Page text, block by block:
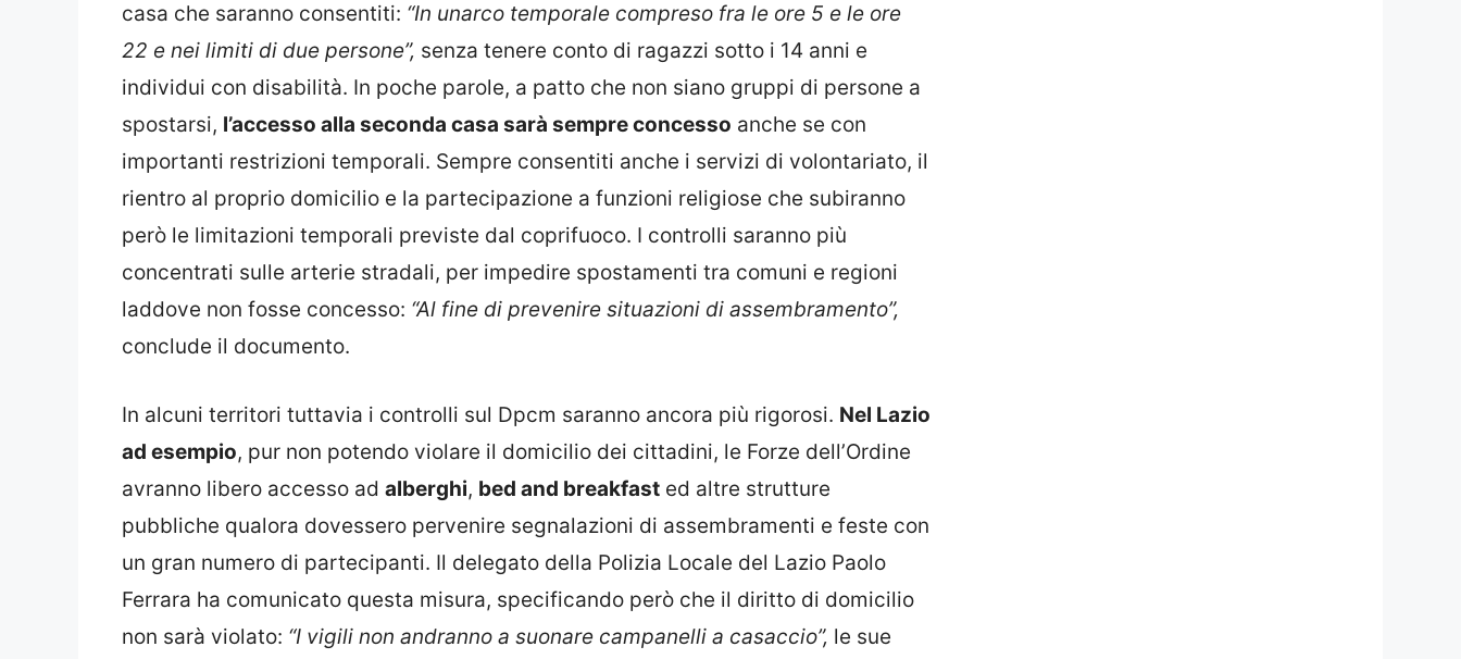
casa che saranno consentiti: “In unarco temporale compreso fra le ore 5 e le ore
22 e nei limiti di due persone”, senza tenere conto di ragazzi sotto i 14 anni e
individui con disabilità. In poche parole, a patto che non siano gruppi di persone a
spostarsi, l’accesso alla seconda casa sarà sempre concesso anche se con
importanti restrizioni temporali. Sempre consentiti anche i servizi di volontariato, il
rientro al proprio domicilio e la partecipazione a funzioni religiose che subiranno
però le limitazioni temporali previste dal coprifuoco. I controlli saranno più
concentrati sulle arterie stradali, per impedire spostamenti tra comuni e regioni
laddove non fosse concesso: “Al fine di prevenire situazioni di assembramento”,
conclude il documento.
In alcuni territori tuttavia i controlli sul Dpcm saranno ancora più rigorosi. Nel Lazio
ad esempio, pur non potendo violare il domicilio dei cittadini, le Forze dell’Ordine
avranno libero accesso ad alberghi, bed and breakfast ed altre strutture
pubbliche qualora dovessero pervenire segnalazioni di assembramenti e feste con
un gran numero di partecipanti. Il delegato della Polizia Locale del Lazio Paolo
Ferrara ha comunicato questa misura, specificando però che il diritto di domicilio
non sarà violato: “I vigili non andranno a suonare campanelli a casaccio”, le sue